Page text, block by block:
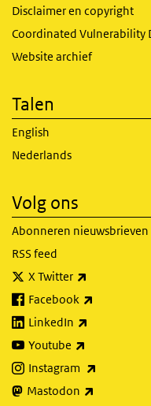
Disclaimer en copyright
Coordinated Vulnerability
Website archief
Talen
English
Nederlands
Volg ons
Abonneren nieuwsbrieven
RSS feed
X Twitter
Facebook
LinkedIn
Youtube
Instagram
Mastodon